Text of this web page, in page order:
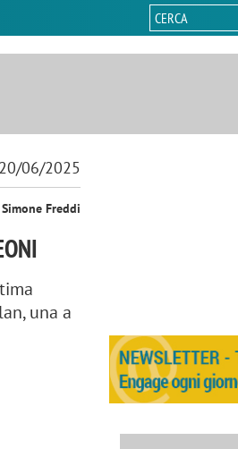
20/06/2025
Freddi
una a